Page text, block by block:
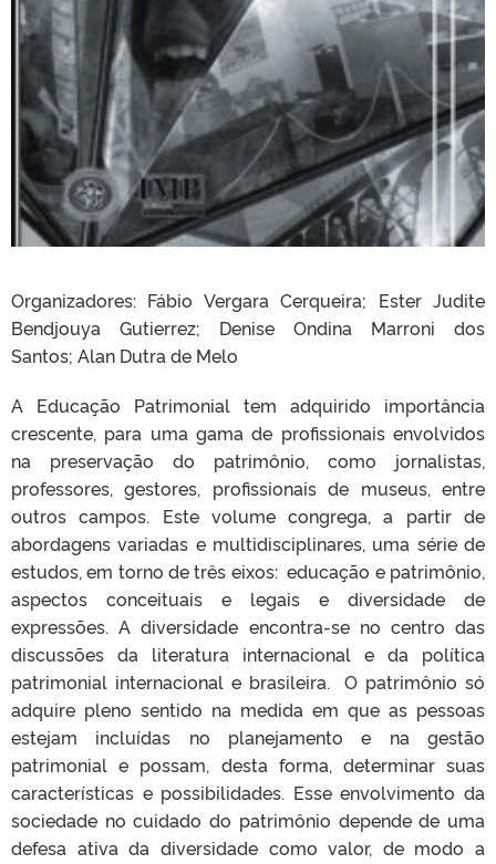
Organizadores: Fábio Vergara Cerqueira; Ester Judite
Bendjouya Gutierrez; Denise Ondina Marroni dos
Santos; Alan Dutra de Melo
A Educação Patrimonial tem adquirido importância
crescente, para uma gama de profissionais envolvidos
na preservação do patrimônio, como jornalistas,
professores, gestores, profissionais de museus, entre
outros campos. Este volume congrega, a partir de
abordagens variadas e multidisciplinares, uma série de
estudos, em torno de três eixos: educação e patrimônio,
aspectos conceituais e legais e diversidade de
expressões. A diversidade encontra-se no centro das
discussões da literatura internacional e da política
patrimonial internacional e brasileira. O patrimônio só
adquire pleno sentido na medida em que as pessoas
estejam incluídas no planejamento e na gestão
patrimonial e possam, desta forma, determinar suas
características e possibilidades. Esse envolvimento da
sociedade no cuidado do patrimônio depende de uma
defesa ativa da diversidade como valor, de modo a